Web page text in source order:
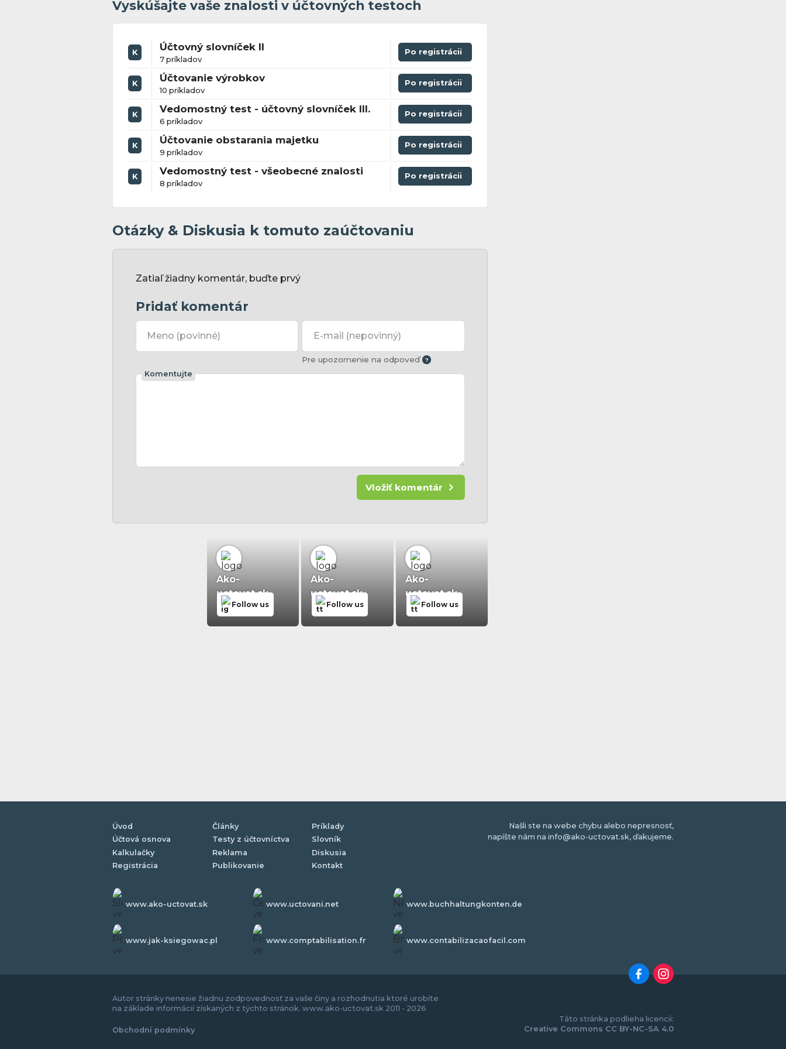
Vyskúšajte vaše znalosti v účtovných testoch
K Účtovný slovníček II
7 príkladov
Po registrácii
K Účtovanie výrobkov
10 príkladov
Po registrácii
K Vedomostný test - účtovný slovníček III.
6 príkladov
Po registrácii
K Účtovanie obstarania majetku
9 príkladov
Po registrácii
K Vedomostný test - všeobecné znalosti
8 príkladov
Po registrácii
Otázky & Diskusia k tomuto zaúčtovaniu
Zatiaľ žiadny komentár, buďte prvý
Pridať komentár
Meno (povinné) E-mail (nepovinný)
Pre upozornenie na odpoveď
Komentujte
Vložiť komentár
Ako-
uctovat.sk
Follow us
Ako-
uctovat.sk
Follow us
Ako-
uctovat.sk
Follow us
Úvod Články
Príklady
Účtová osnova
Testy z účtovníctva
Slovník
Kalkulačky
Reklama
Diskusia
Registrácia
Publikovanie Kontakt
Našli ste na webe chybu alebo nepresnosť,
napíšte nám na info@ako-uctovat.sk, ďakujeme.
www.ako-uctovat.sk www.uctovani.net www.buchhaltungkonten.de
www.jak-ksiegowac.pl www.comptabilisation.fr www.contabilizacaofacil.com
Autor stránky nenesie žiadnu zodpovednosť za vaše činy a rozhodnutia ktoré urobíte
na základe informácií získaných z týchto stránok. www.ako-uctovat.sk 2011 - 2026
Obchodní podmínky
Táto stránka podlieha licencii:
Creative Commons CC BY-NC-SA 4.0